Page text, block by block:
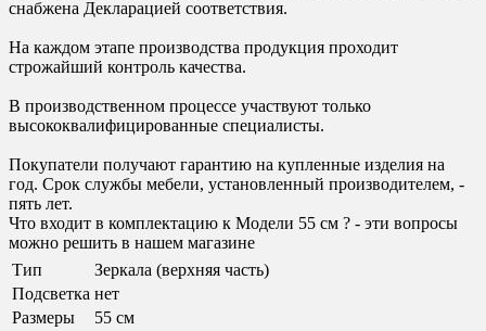
снабжена Декларацией соответствия.
На каждом этапе производства продукция проходит
строжайший контроль качества.
В производственном процессе участвуют только
высококвалифицированные специалисты.
Покупатели получают гарантию на купленные изделия на
год. Срок службы мебели, установленный производителем, -
пять лет.
Что входит в комплектацию к Модели 55 см ? - эти вопросы
можно решить в нашем магазине
Тип
Зеркала (верхняя часть)
Подсветка нет
Размеры
55 см